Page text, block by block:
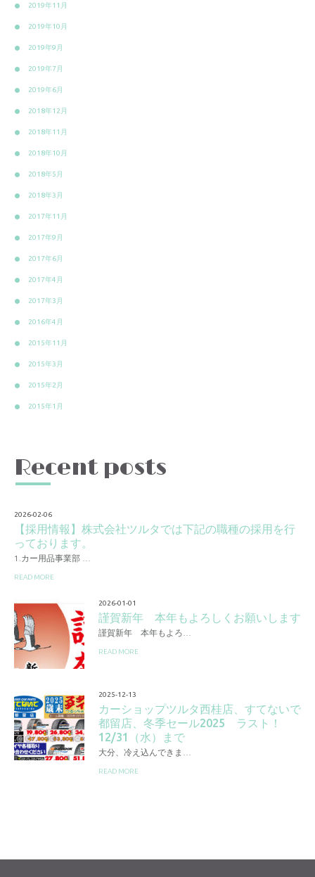
2019年11月
2019年10月
2019年9月
2019年7月
2019年6月
2018年12月
2018年11月
2018年10月
2018年5月
2018年3月
2017年11月
2017年9月
2017年6月
2017年4月
2017年3月
2016年4月
2015年11月
2015年3月
2015年2月
2015年1月
Recent posts
2026-02-06
【採用情報】株式会社ツルタでは下記の職種の採用を行
っております。
1.カー用品事業部 …
READ MORE
2026-01-01
謹賀新年 本年もよろしくお願いします
謹賀新年 本年もよろ…
READ MORE
2025-12-13
カーショップツルタ西桂店、すてないで
都留店、冬季セール2025 ラスト！
12/31（水）まで
大分、冷え込んできま…
READ MORE